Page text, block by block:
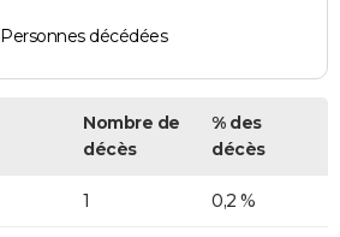
Personnes décédées
Nombre de
décès
% des
décès
1 0,2 %